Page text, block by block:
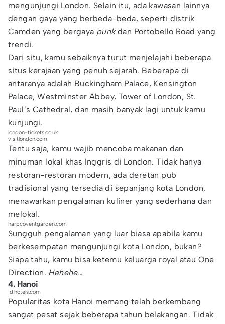
mengunjungi London. Selain itu, ada kawasan lainnya
dengan gaya yang berbeda-beda, seperti distrik
Camden yang bergaya punkdan Portobello Road yang
trendi.
Dari situ, kamu sebaiknya turut menjelajahi beberapa
situs kerajaan yang penuh sejarah. Beberapa di
antaranya adalah Buckingham Palace, Kensington
Palace, Westminster Abbey, Tower of London, St.
Paul’s Cathedral, dan masih banyak lagi untuk kamu
kunjungi.
london-tickets.co.uk
visitlondon.com
Tentu saja, kamu wajib mencoba makanan dan
minuman lokal khas Inggris di London. Tidak hanya
restoran-restoran modern, ada deretan pub
tradisional yang tersedia di sepanjang kota London,
menawarkan pengalaman kuliner yang sederhana dan
melokal.
harpcoventgarden.com
Sungguh pengalaman yang luar biasa apabila kamu
berkesempatan mengunjungi kota London, bukan?
Siapa tahu, kamu bisa ketemu keluarga royal atau One
Direction. Hehehe…
4. Hanoi
id.hotels.com
Popularitas kota Hanoi memang telah berkembang
sangat pesat sejak beberapa tahun belakangan. Tidak